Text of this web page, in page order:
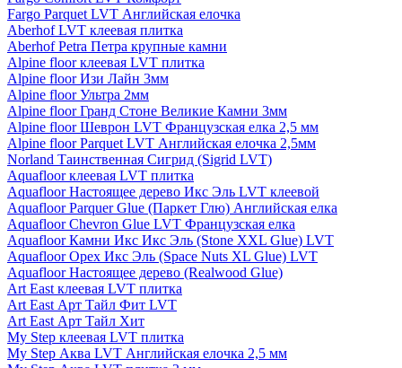
Fargo Parquet LVT Английская елочка
Aberhof LVT клеевая плитка
Aberhof Petra Петра крупные камни
Alpine floor клеевая LVT плитка
Alpine floor Изи Лайн 3мм
Alpine floor Ультра 2мм
Alpine floor Гранд Стоне Великие Камни 3мм
Alpine floor Шеврон LVT Французская елка 2,5 мм
Alpine floor Parquet LVT Английская елочка 2,5мм
Norland Таинственная Сигрид (Sigrid LVT)
Aquafloor клеевая LVT плитка
Aquafloor Настоящее дерево Икс Эль LVT клеевой
Aquafloor Parquer Glue (Паркет Глю) Английская елка
Aquafloor Chevron Glue LVT Французская елка
Aquafloor Камни Икс Икс Эль (Stone XXL Glue) LVT
Aquafloor Орех Икс Эль (Space Nuts XL Glue) LVT
Aquafloor Настоящее дерево (Realwood Glue)
Art East клеевая LVT плитка
Art East Арт Тайл Фит LVT
Art East Арт Тайл Хит
My Step клеевая LVT плитка
My Step Аква LVT Английская елочка 2,5 мм